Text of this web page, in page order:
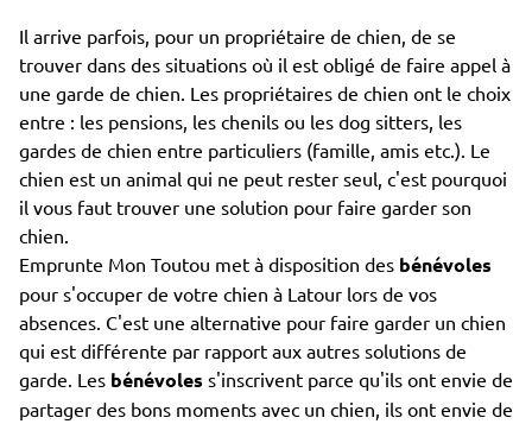
Il arrive parfois, pour un propriétaire de chien, de se
trouver dans des situations où il est obligé de faire appel à
une garde de chien. Les propriétaires de chien ont le choix
entre : les pensions, les chenils ou les dog sitters, les
gardes de chien entre particuliers (famille, amis etc.). Le
chien est un animal qui ne peut rester seul, c'est pourquoi
il vous faut trouver une solution pour faire garder son
chien.
Emprunte Mon Toutou met à disposition des bénévoles
pour s'occuper de votre chien à Latour lors de vos
absences. C'est une alternative pour faire garder un chien
qui est différente par rapport aux autres solutions de
garde. Les bénévoles s'inscrivent parce qu'ils ont envie de
partager des bons moments avec un chien, ils ont envie de